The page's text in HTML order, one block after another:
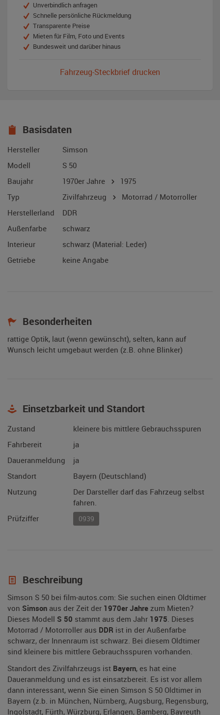
Unverbindlich anfragen
Schnelle persönliche Rückmeldung
Transparente Preise
Mieten für Film, Foto und Events
Bundesweit und darüber hinaus
Fahrzeug-Steckbrief drucken
Basisdaten
Hersteller
Simson
Modell
S 50
Baujahr
1970er Jahre
1975
Typ
Zivilfahrzeug
Motorrad / Motorroller
Herstellerland
DDR
Außenfarbe
schwarz
Interieur
schwarz (Material: Leder)
Getriebe
keine Angabe
Besonderheiten
rattige Optik, laut (wenn gewünscht), selten, kann auf
Wunsch leicht umgebaut werden (z.B. ohne Blinker)
Einsetzbarkeit und Standort
Zustand
kleinere bis mittlere Gebrauchsspuren
Fahrbereit
ja
Daueranmeldung
ja
Standort
Bayern (Deutschland)
Nutzung
Der Darsteller darf das Fahrzeug selbst
fahren.
Prüfziffer
0939
Beschreibung
Simson S 50 bei film-autos.com: Sie suchen einen Oldtimer
von Simson aus der Zeit der 1970er Jahre zum Mieten?
Dieses Modell S 50 stammt aus dem Jahr 1975. Dieses
Motorrad / Motorroller aus DDR ist in der Außenfarbe
schwarz, der Innenraum ist schwarz. Bei diesem Oldtimer
sind kleinere bis mittlere Gebrauchsspuren vorhanden.
Standort des Zivilfahrzeugs ist Bayern, es hat eine
Daueranmeldung und es ist einsatzbereit. Es ist vor allem
dann interessant, wenn Sie einen Simson S 50 Oldtimer in
Bayern (z.b. in München, Nürnberg, Augsburg, Regensburg,
Ingolstadt, Fürth, Würzburg, Erlangen, Bamberg, Bayreuth